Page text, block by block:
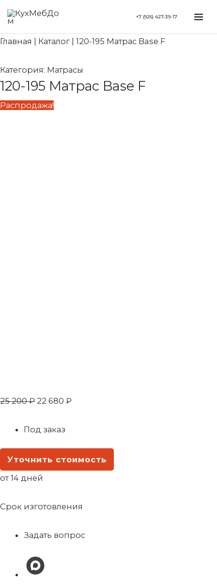
Перейти
содержимому
+7 (926) 427-39-17
Главная Каталог 120-195 Матрас Base F
Категория: Матрасы
120-195 Матрас Base F
Распродажа!
25 200₽
Первоначальная
составляла
200 ₽.
22 680 ₽
22
Под заказ
Уточнить стоимость
от 14 дней
Срок изготовления
Задать вопрос
Search...